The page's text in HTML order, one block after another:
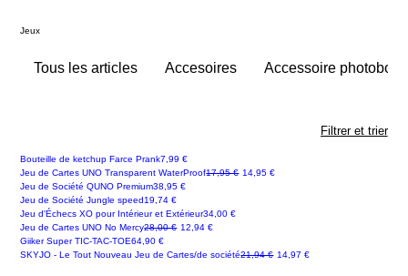
Jeux
Tous les articles Accesoires Accessoire
Filtrer et trier
Bouteille de ketchup Farce PrankPrix
7,99 €
Jeu de Cartes UNO Transparent WaterProofPrix original
17,95 € Prix promotionnel
14,95 €
Jeu de Société QUNO PremiumPrix
38,95 €
Jeu de Société Jungle speedPrix
19,74 €
Jeu d'Échecs XO pour Intérieur et ExtérieurPrix
34,00 €
Jeu de Cartes UNO No MercyPrix original
28,00 € Prix promotionnel
12,94 €
Giiker Super TIC-TAC-TOEPrix
64,90 €
Bon Plan
SKYJO - Le Tout Nouveau Jeu de Cartes/de sociétéPrix original
21,94 € Prix promotionnel
14,97 €